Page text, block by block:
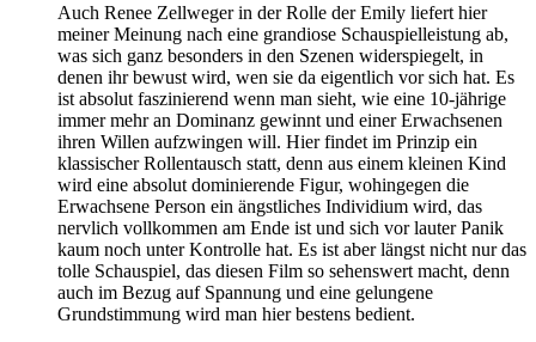
Auch Renee Zellweger in der Rolle der Emily liefert hier
meiner Meinung nach eine grandiose Schauspielleistung ab,
was sich ganz besonders in den Szenen widerspiegelt, in
denen ihr bewust wird, wen sie da eigentlich vor sich hat. Es
ist absolut faszinierend wenn man sieht, wie eine 10-jährige
immer mehr an Dominanz gewinnt und einer Erwachsenen
ihren Willen aufzwingen will. Hier findet im Prinzip ein
klassischer Rollentausch statt, denn aus einem kleinen Kind
wird eine absolut dominierende Figur, wohingegen die
Erwachsene Person ein ängstliches Individium wird, das
nervlich vollkommen am Ende ist und sich vor lauter Panik
kaum noch unter Kontrolle hat. Es ist aber längst nicht nur das
tolle Schauspiel, das diesen Film so sehenswert macht, denn
auch im Bezug auf Spannung und eine gelungene
Grundstimmung wird man hier bestens bedient.